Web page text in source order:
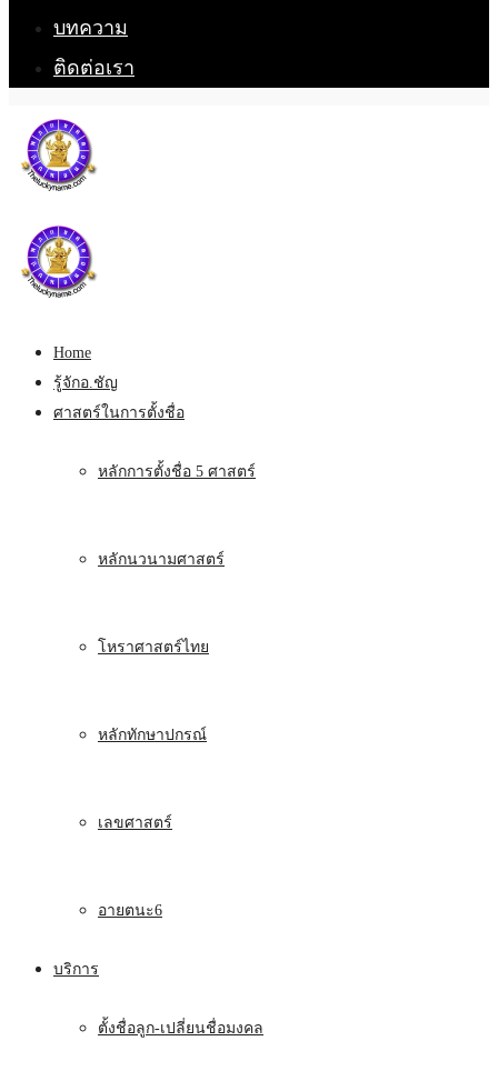
บทความ
ติดต่อเรา
Home
รู้จักอ.ชัญ
ศาสตร์ในการตั้งชื่อ
หลักการตั้งชื่อ 5 ศาสตร์
หลักนวนามศาสตร์
โหราศาสตร์ไทย
หลักทักษาปกรณ์
เลขศาสตร์
อายตนะ6
บริการ
ตั้งชื่อลูก-เปลี่ยนชื่อมงคล